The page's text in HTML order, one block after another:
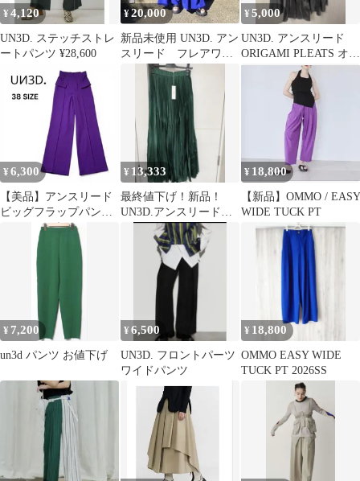
¥4,120
UN3D. ステッチストレ
ートパンツ ¥28,600
¥20,000
新品未使用 UN3D. アン
スリード フレアワイ
ドパンツ ブルー 38
¥5,000
UN3D. アンスリード
ORIGAMI PLEATS オリ
ガミプリーツパンツ
¥ 6,300
【美品】アンスリード
ビッグフラップパンツ
パープル 38 希少色 ワ
イドパンツ
¥ 13,333
最終値下げ！新品！
UN3D.アンスリード★
オリガミパンツ 半額
以下！
¥ 18,800
【新品】OMMO / EASY
WIDE TUCK PT
¥ 7,200
un3d パンツ お値下げ
¥6,500
UN3D. フロントパーツ
ワイドパンツ
¥ 18,800
OMMO EASY WIDE
TUCK PT 2026SS